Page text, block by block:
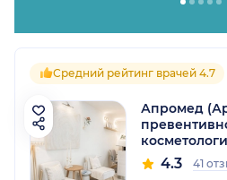
Средний рейтинг врачей 4.7
Апромед
4.3 41